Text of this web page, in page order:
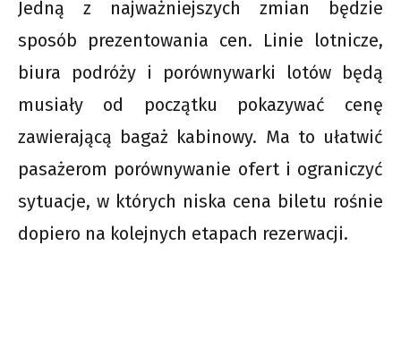
Jedną z najważniejszych zmian będzie
sposób prezentowania cen. Linie lotnicze,
biura podróży i porównywarki lotów będą
musiały od początku pokazywać cenę
zawierającą bagaż kabinowy. Ma to ułatwić
pasażerom porównywanie ofert i ograniczyć
sytuacje, w których niska cena biletu rośnie
dopiero na kolejnych etapach rezerwacji.